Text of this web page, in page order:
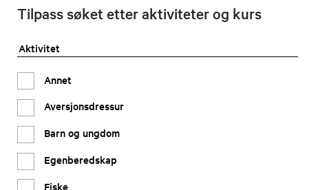
Tilpass søket etter aktiviteter og kurs
Aktivitet
Annet
Aversjonsdressur
Barn og ungdom
Egenberedskap
Fiske